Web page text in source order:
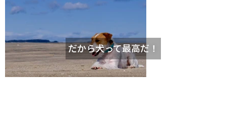
だから犬って最高だ！